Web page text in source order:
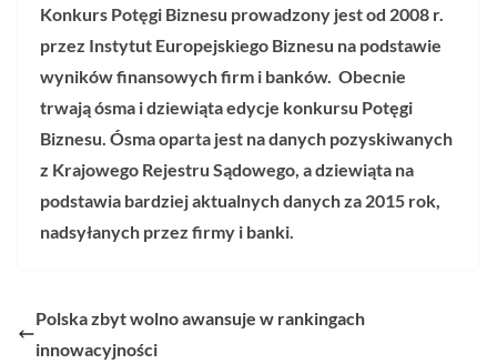
Konkurs Potęgi Biznesu prowadzony jest od 2008 r.
przez Instytut Europejskiego Biznesu na podstawie
wyników finansowych firm i banków. Obecnie
trwają ósma i dziewiąta edycje konkursu Potęgi
Biznesu. Ósma oparta jest na danych pozyskiwanych
z Krajowego Rejestru Sądowego, a dziewiąta na
podstawia bardziej aktualnych danych za 2015 rok,
nadsyłanych przez firmy i banki.
Polska zbyt wolno awansuje w rankingach
innowacyjności